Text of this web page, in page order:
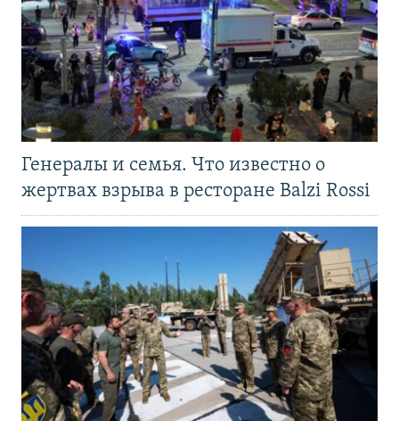
Генералы и семья. Что известно о
жертвах взрыва в ресторане Balzi Rossi